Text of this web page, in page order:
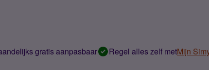
gratis aanpasbaar Regel alles zelf metMijn